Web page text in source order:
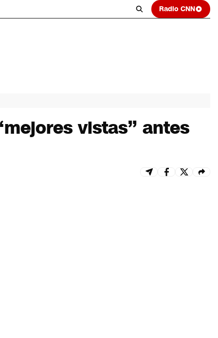
Radio CNN
vistas” antes